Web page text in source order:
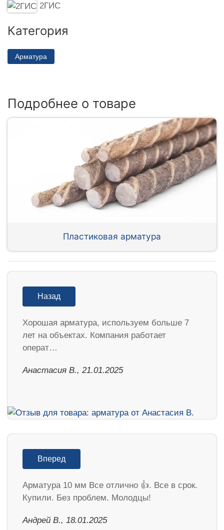
2ГИС
Категория
Арматура
Подробнее о товаре
Пластиковая арматура
Назад
Хорошая арматура, используем больше 7
лет на объектах. Компания работает
операт…
Анастасия В., 21.01.2025
Вперед
Арматура 10 мм Все отлично 👍. Все в срок.
Купили. Без проблем. Молодцы!
Андрей В., 18.01.2025